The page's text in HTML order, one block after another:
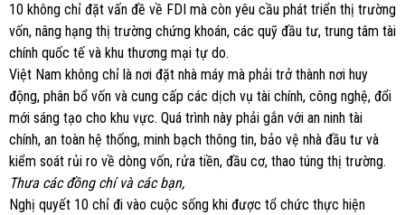
10 không chỉ đặt vấn đề về FDI mà còn yêu cầu phát triển thị trường
vốn, nâng hạng thị trường chứng khoán, các quỹ đầu tư, trung tâm tài
chính quốc tế và khu thương mại tự do.
Việt Nam không chỉ là nơi đặt nhà máy mà phải trở thành nơi huy
động, phân bổ vốn và cung cấp các dịch vụ tài chính, công nghệ, đổi
mới sáng tạo cho khu vực. Quá trình này phải gắn với an ninh tài
chính, an toàn hệ thống, minh bạch thông tin, bảo vệ nhà đầu tư và
kiểm soát rủi ro về dòng vốn, rửa tiền, đầu cơ, thao túng thị trường.
Thưa các đồng chí và các bạn,
Nghị quyết 10 chỉ đi vào cuộc sống khi được tổ chức thực hiện